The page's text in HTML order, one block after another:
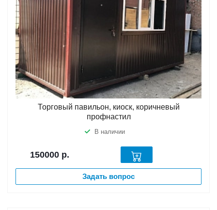
Торговый павильон, киоск, коричневый
профнастил
В наличии
150000 р.
Задать вопрос